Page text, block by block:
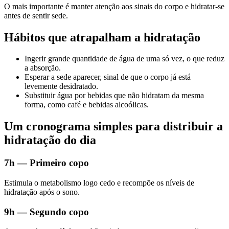
O mais importante é manter atenção aos sinais do corpo e hidratar-se
antes de sentir sede.
Hábitos que atrapalham a hidratação
Ingerir grande quantidade de água de uma só vez, o que reduz
a absorção.
Esperar a sede aparecer, sinal de que o corpo já está
levemente desidratado.
Substituir água por bebidas que não hidratam da mesma
forma, como café e bebidas alcoólicas.
Um cronograma simples para distribuir a
hidratação do dia
7h — Primeiro copo
Estimula o metabolismo logo cedo e recompõe os níveis de
hidratação após o sono.
9h — Segundo copo